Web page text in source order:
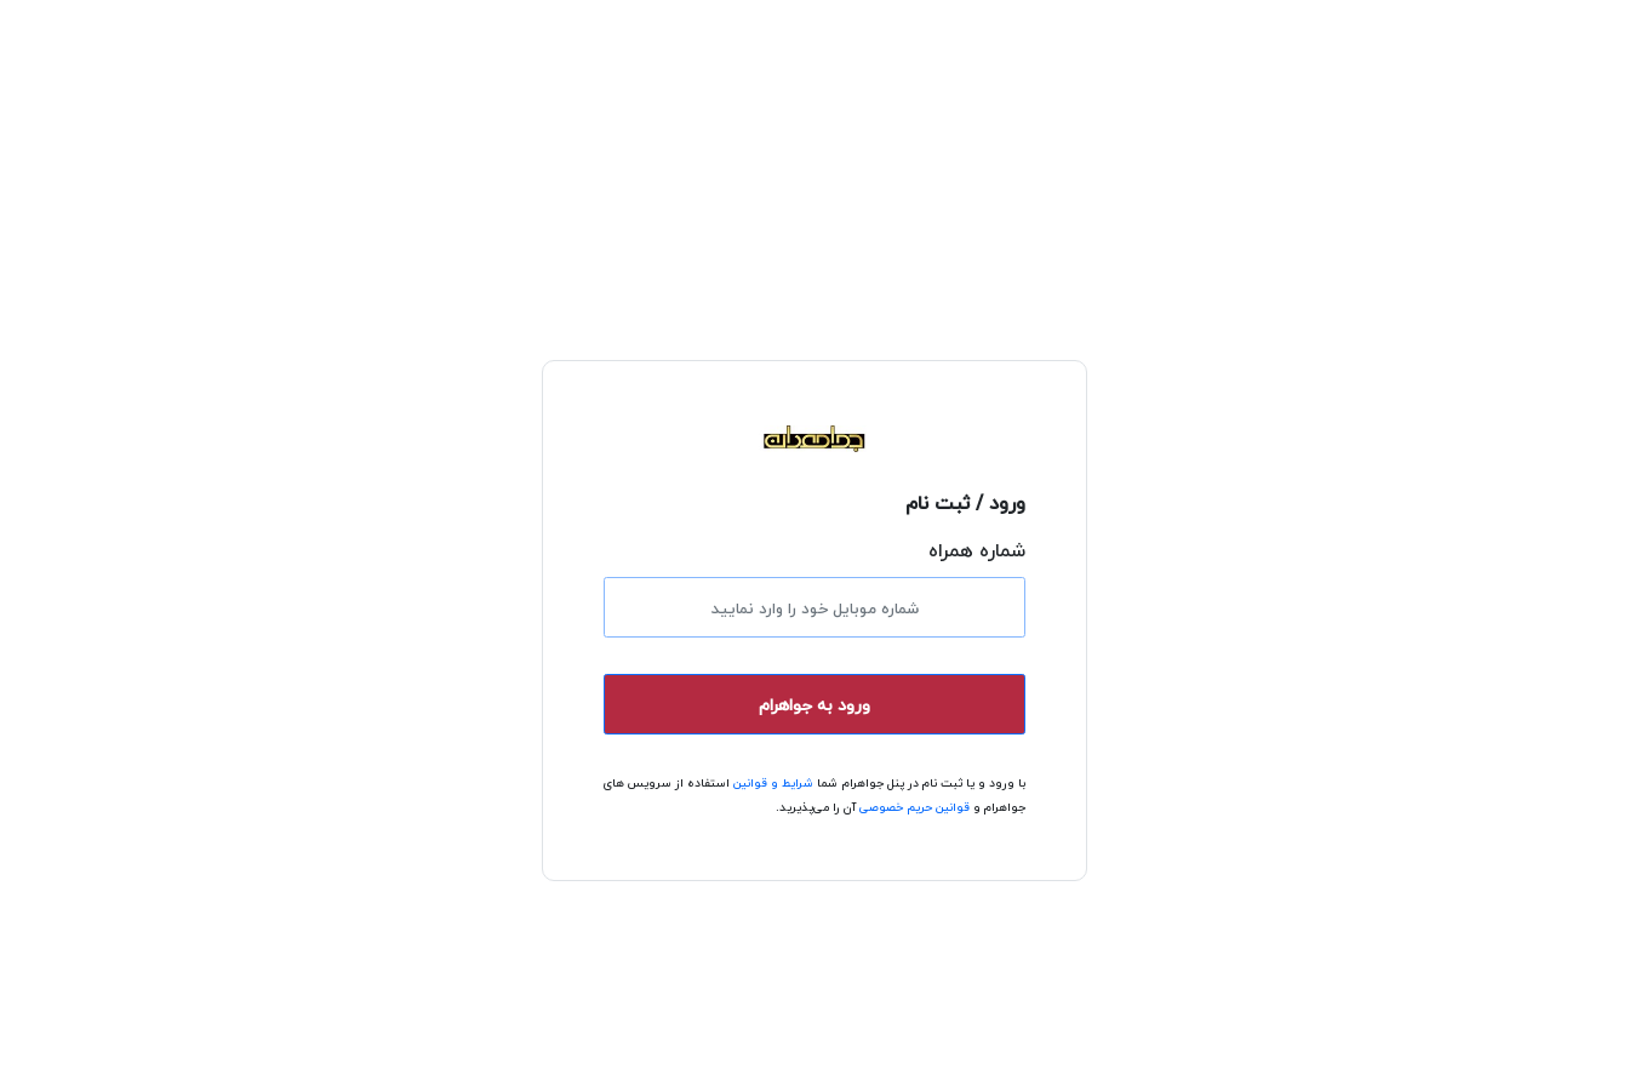
ورود / ثبت نام
شماره همراه
ورود به جواهرام
با ورود و یا ثبت نام در پنل جواهرام شما شرایط و قوانین استفاده از سرویس های
جواهرام و قوانین حریم خصوصیآن را می‌پذیرید.